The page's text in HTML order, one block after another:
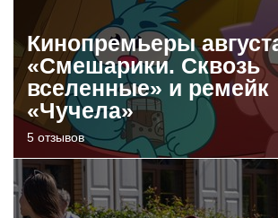
Кинопремьеры
«Смешарики. Сквозь
вселенные» и ремейк
«Чучела»
5 отзывов